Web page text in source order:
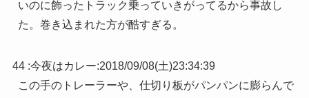
いのに飾ったトラック乗っていきがってるから事故し
た。巻き込まれた方が酷すぎる。
44 :今夜はカレー:2018/09/08(土)23:34:39
この手のトレーラーや、仕切り板がパンパンに膨らんで